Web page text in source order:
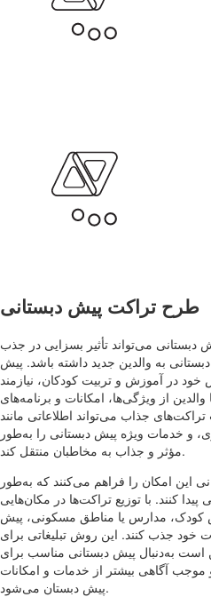
طرح تراکت پیش دبستانی
می‌تواند تأثیر بسزایی در جذب
به والدین جدید داشته باشد. پیش
در آموزش و تربیت کودکان، نیازمند
از ویژگی‌ها، امکانات و برنامه‌های
جذاب می‌تواند اطلاعاتی مانند
و خدمات ویژه پیش دبستانی را به‌طور
مؤثر و جذاب به مخاطبان منتقل کند.
این امکان را فراهم می‌کنند که به‌طور
کنند. با توزیع تراکت‌ها در مکان‌هایی
کودک، مدارس یا مناطق مسکونی، پیش
خود جذب کنند. این روش تبلیغاتی برای
به‌دنبال پیش دبستانی مناسب برای
آگاهی بیشتر از خدمات و امکانات
پیش دبستان می‌شود.